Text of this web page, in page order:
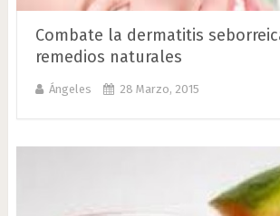
Combate la dermatitis
remedios naturales
Ángeles 28 Marzo, 2015